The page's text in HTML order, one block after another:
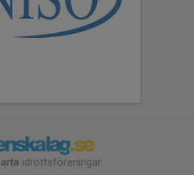
idrottsföreningar